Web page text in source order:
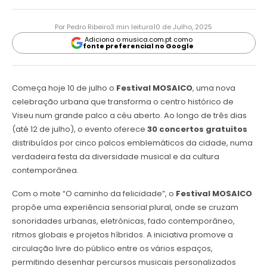
Por Pedro Ribeiro3 min leitura10 de Julho, 2025
Adiciona o musica.com.pt como
fonte preferencial no Google
Começa hoje 10 de julho o Festival MOSAICO, uma nova
celebração urbana que transforma o centro histórico de
Viseu num grande palco a céu aberto. Ao longo de três dias
(até 12 de julho), o evento oferece 30 concertos gratuitos
distribuídos por cinco palcos emblemáticos da cidade, numa
verdadeira festa da diversidade musical e da cultura
contemporânea.
Com o mote “O caminho da felicidade”, o Festival MOSAICO
propõe uma experiência sensorial plural, onde se cruzam
sonoridades urbanas, eletrónicas, fado contemporâneo,
ritmos globais e projetos híbridos. A iniciativa promove a
circulação livre do público entre os vários espaços,
permitindo desenhar percursos musicais personalizados